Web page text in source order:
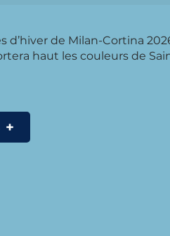
de Milan-Cortina
haut les couleurs de
+